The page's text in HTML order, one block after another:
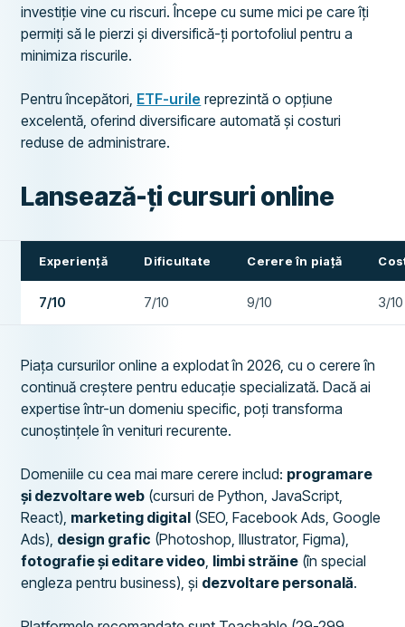
investiție vine cu riscuri. Începe cu sume mici pe care îți
permiți să le pierzi și diversifică-ți portofoliul pentru a
minimiza riscurile.
Pentru începători, ETF-urile reprezintă o opțiune
excelentă, oferind diversificare automată și costuri
reduse de administrare.
Lansează-ți cursuri online
Experiență Dificultate Cerere în piață
7/10 7/10 9/10 3/10
Piața cursurilor online a explodat în 2026, cu o cerere în
continuă creștere pentru educație specializată. Dacă ai
expertise într-un domeniu specific, poți transforma
cunoștințele în venituri recurente.
Domeniile cu cea mai mare cerere includ: programare
și dezvoltare web (cursuri de Python, JavaScript,
React), marketing digital (SEO, Facebook Ads, Google
Ads), design grafic (Photoshop, Illustrator, Figma),
fotografie și editare video, limbi străine (în special
engleza pentru business), și dezvoltare personală.